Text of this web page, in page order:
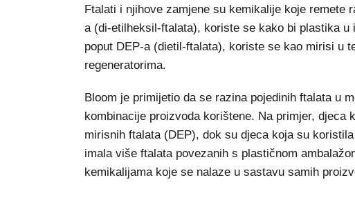
Ftalati i njihove zamjene su kemikalije koje remete
a (di-etilheksil-ftalata), koriste se kako bi plastika
poput DEP-a (dietil-ftalata), koriste se kao mirisi u
regeneratorima.
Bloom je primijetio da se razina pojedinih ftalata u
kombinacije proizvoda korištene. Na primjer,
mirisnih ftalata (DEP), dok su djeca koja su
imala više ftalata povezanih s plastičnom
kemikalijama koje se nalaze u sastavu samih